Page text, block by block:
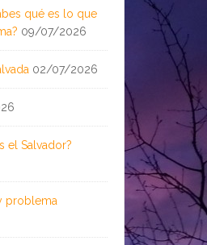
qué es lo que
09/07/2026
02/07/2026
el Salvador?
problema